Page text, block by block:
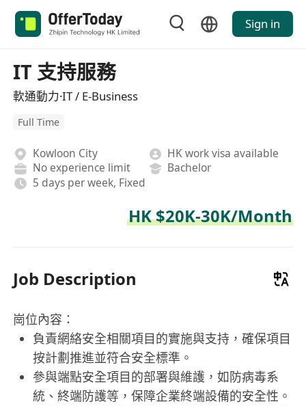
Sign in
IT 支持服務
軟通動力·IT / E-Business
Full Time
Kowloon City
HK work visa available
No experience limit
Bachelor
5 days per week, Fixed
HK $20K-30K/Month
Job Description
崗位內容：
負責網絡安全相關項目的實施與支持，確保項目
按計劃推進並符合安全標準。
參與端點安全項目的部署與維護，如防病毒系
統、終端防護等，保障企業終端設備的安全性。